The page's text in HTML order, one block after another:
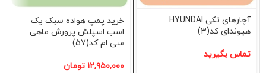
آچارهای تکی HYUNDAI
هیوندای کد(3)
تماس بگیرید
خرید پمپ هواده سبک یک
اسب اسپلش پرورش ماهی
سی ام کد(57)
۱۲,۹۵۰,۰۰۰ تومان